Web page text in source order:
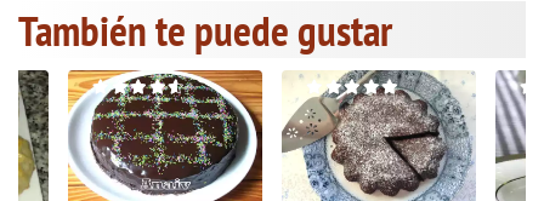
También te puede gustar